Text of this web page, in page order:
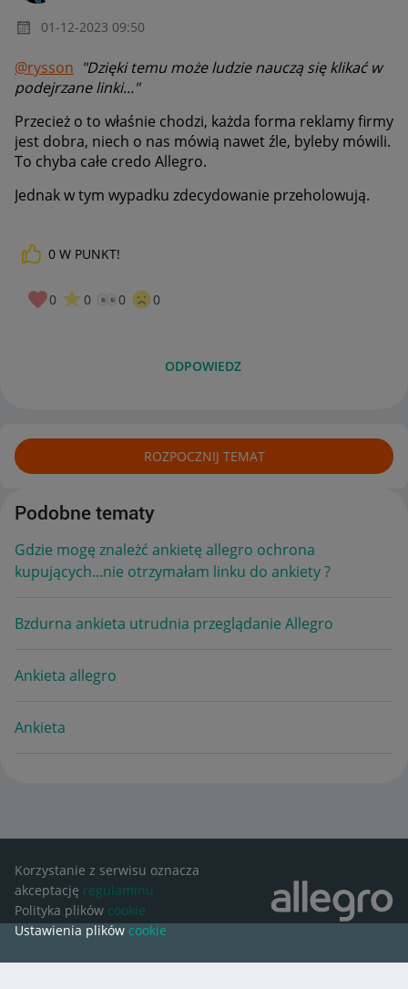
‎01-12-2023 09:50
@rysson "Dzięki temu może ludzie nauczą się klikać w
podejrzane linki..."
Przecież o to właśnie chodzi, każda forma reklamy firmy
jest dobra, niech o nas mówią nawet źle, byleby mówili.
To chyba całe credo Allegro.
Jednak w tym wypadku zdecydowanie przeholowują.
0 W PUNKT!
0 0 0 0
ODPOWIEDZ
ROZPOCZNIJ TEMAT
Podobne tematy
Gdzie mogę znależć ankietę allegro ochrona
kupujących...nie otrzymałam linku do ankiety ?
Bzdurna ankieta utrudnia przeglądanie Allegro
Ankieta allegro
Ankieta
Korzystanie z serwisu oznacza
akceptację regulaminu
Polityka plików cookie
Ustawienia plików cookie